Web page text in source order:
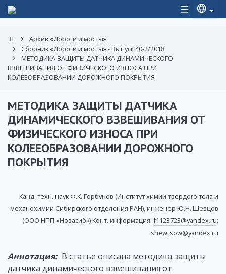
Архив «Дороги и мосты»
Сборник «Дороги и мосты» - Выпуск 40-2/2018
МЕТОДИКА ЗАЩИТЫ ДАТЧИКА ДИНАМИЧЕСКОГО
ВЗВЕШИВАНИЯ ОТ ФИЗИЧЕСКОГО ИЗНОСА ПРИ
КОЛЕЕОБРАЗОВАНИИ ДОРОЖНОГО ПОКРЫТИЯ
МЕТОДИКА ЗАЩИТЫ ДАТЧИКА
ДИНАМИЧЕСКОГО ВЗВЕШИВАНИЯ ОТ
ФИЗИЧЕСКОГО ИЗНОСА ПРИ
КОЛЕЕОБРАЗОВАНИИ ДОРОЖНОГО
ПОКРЫТИЯ
Канд. техн. наук Ф.К. Горбунов (Институт химии твердого тела и
механохимии Сибирского отделения РАН), инженер Ю.Н. Шевцов
(ООО НПП «Новасиб») Конт. информация: f1123723@yandex.ru;
shewtsow@yandex.ru
Аннотация:В статье описана методика защиты
датчика динамического взвешивания от